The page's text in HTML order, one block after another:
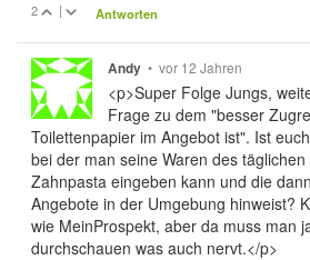
2 | Antworten
Andy • vor 12 Jahren
<p>Super Folge Jungs,
Frage zu dem "besser
Toilettenpapier im Angebot ist". Ist
bei der man seine Waren des
Zahnpasta eingeben kann und die
Angebote in der Umgebung hinweist?
wie MeinProspekt, aber da muss man
durchschauen was auch nervt.</p>